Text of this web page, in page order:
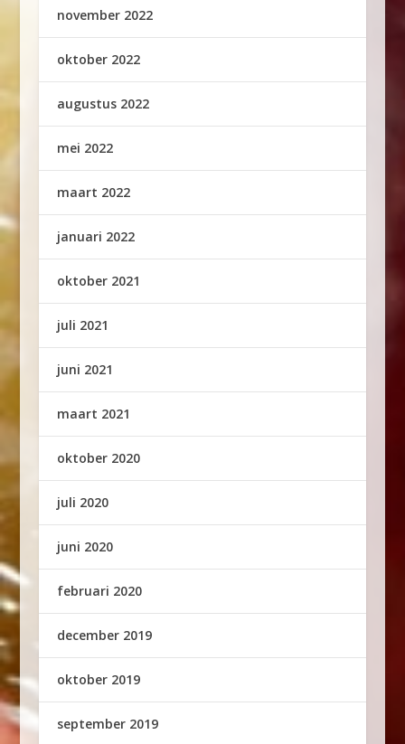
november 2022
oktober 2022
augustus 2022
mei 2022
maart 2022
januari 2022
oktober 2021
juli 2021
juni 2021
maart 2021
oktober 2020
juli 2020
juni 2020
februari 2020
december 2019
oktober 2019
september 2019